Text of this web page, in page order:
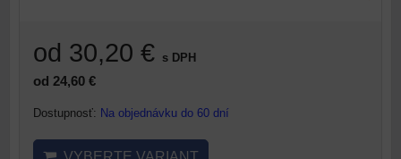
od 30,20 € s DPH
od 24,60 €
Dostupnosť: Na objednávku do 60 dní